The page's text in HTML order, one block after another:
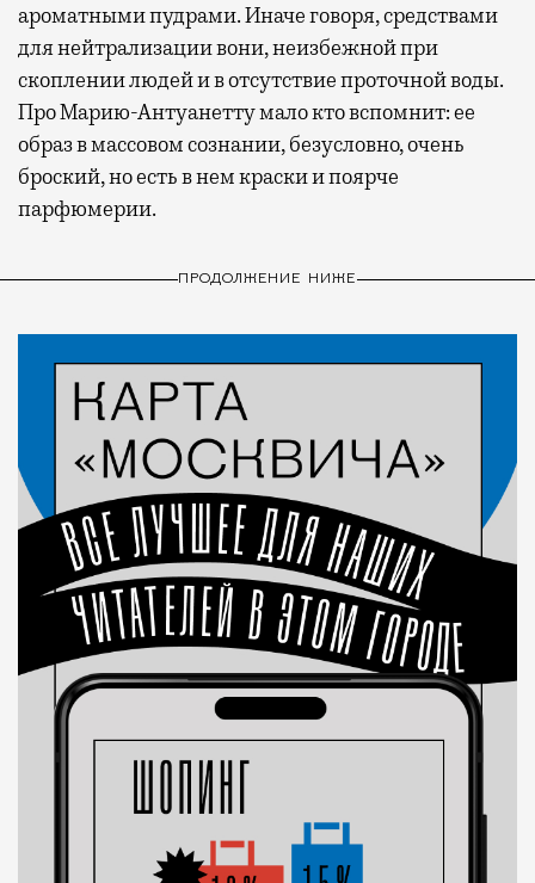
ароматными пудрами. Иначе говоря, средствами
для нейтрализации вони, неизбежной при
скоплении людей и в отсутствие проточной воды.
Про Марию-Антуанетту мало кто вспомнит: ее
образ в массовом сознании, безусловно, очень
броский, но есть в нем краски и поярче
парфюмерии.
ПРОДОЛЖЕНИЕ НИЖЕ